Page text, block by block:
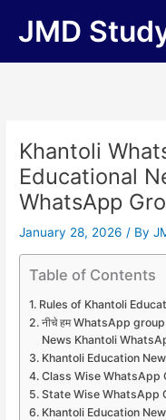
JMD
Khantoli
Educational
WhatsApp
January 28, 2026/ By
Table of Contents
Rules of Khantoli
नीचे हम WhatsApp
News Khantoli
Khantoli Education
Class Wise WhatsApp
State Wise WhatsApp
Khantoli Education